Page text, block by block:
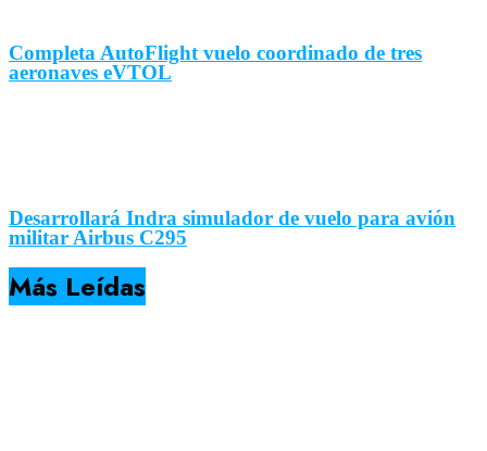
Completa AutoFlight vuelo coordinado de tres
aeronaves eVTOL
Desarrollará Indra simulador de vuelo para avión
militar Airbus C295
Más Leídas